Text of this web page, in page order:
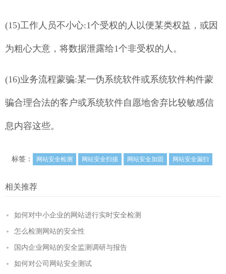
(15)工作人员不小心:1个受权的人以便某类权益，或因
为粗心大意，将数据泄露给1个非受权的人。
(16)业务流程蒙骗:某一伪系统软件或系统软件构件蒙
骗合理合法的客户或系统软件自愿地舍弃比较敏感信
息内容这些。
标签： 网站安全检测 网站安全扫描 网站安全加固 网站安全漏扫
相关推荐
如何对中小企业的网站进行实时安全检测
怎么检测网站的安全性
国内企业网站的安全监测调研与报告
如何对公司网站安全测试